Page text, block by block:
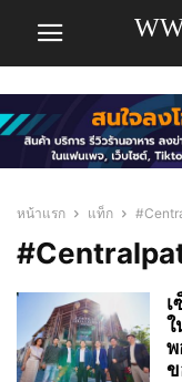
หน้าแรก แท็ก
ใ
พ
ข